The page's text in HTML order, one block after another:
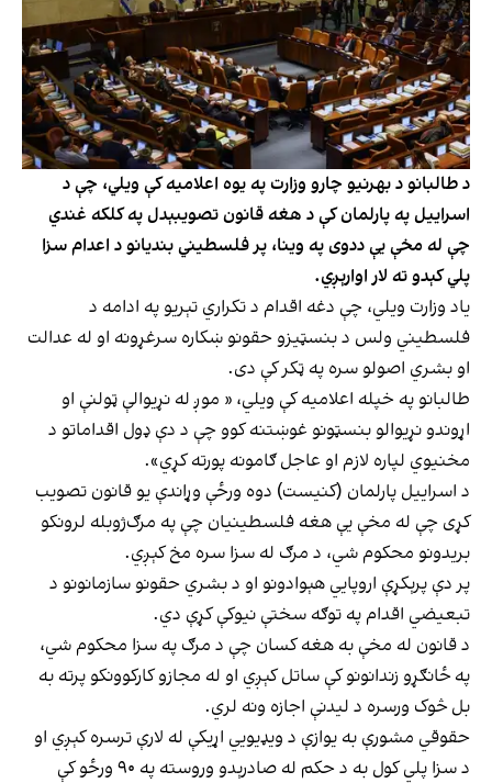
د طالبانو د بهرنیو چارو وزارت په یوه اعلامیه کې ویلي، چې د
اسراییل په پارلمان کې د هغه قانون تصويبېدل په کلکه غندي
چې له مخې يې ددوی په وینا، پر فلسطيني بنديانو د اعدام سزا
پلي کېدو ته لار اوارېږي.
یاد وزارت ویلي، چې دغه اقدام د تكراري تېریو په ادامه د
فلسطيني ولس د بنسټیزو حقونو ښكاره سرغړونه او له عدالت
او بشري اصولو سره په ټکر کې دی.
طالبانو په خپله اعلامیه کې ویلي، « موږ له نړيوالې ټولنې او
اړوندو نړيوالو بنسټونو غوښتنه کوو چې د دې ډول اقداماتو د
مخنيوي لپاره لازم او عاجل ګامونه پورته کړي».
د اسراییل پارلمان (کنیست) دوه ورځې وړاندې یو قانون تصویب
کړی چې له مخې یې هغه فلسطینیان چې په مرګ‌ژوبله لرونکو
بریدونو محکوم شي، د مرګ له سزا سره مخ کېږي.
پر دې پرېکړې اروپايي هېوادونو او د بشري حقونو سازمانونو د
تبعیضي اقدام په توګه سختې نیوکې کړې دي.
د قانون له مخې به هغه کسان چې د مرګ په سزا محکوم شي،
په ځانګړو زندانونو کې ساتل کېږي او له مجازو کارکوونکو پرته به
بل څوک ورسره د لیدنې اجازه ونه لري.
حقوقي مشورې به یوازې د ویډیويي اړیکې له لارې ترسره کېږي او
د سزا پلي کول به د حکم له صادرېدو وروسته په ۹۰ ورځو کې